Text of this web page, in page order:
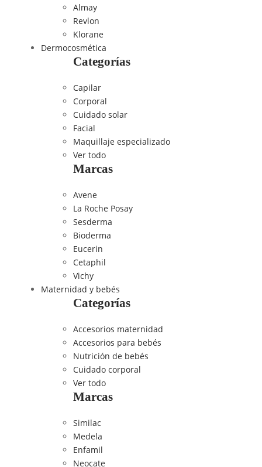
Almay
Revlon
Klorane
Dermocosmética
Categorías
Capilar
Corporal
Cuidado solar
Facial
Maquillaje especializado
Ver todo
Marcas
Avene
La Roche Posay
Sesderma
Bioderma
Eucerin
Cetaphil
Vichy
Maternidad y bebés
Categorías
Accesorios maternidad
Accesorios para bebés
Nutrición de bebés
Cuidado corporal
Ver todo
Marcas
Similac
Medela
Enfamil
Neocate